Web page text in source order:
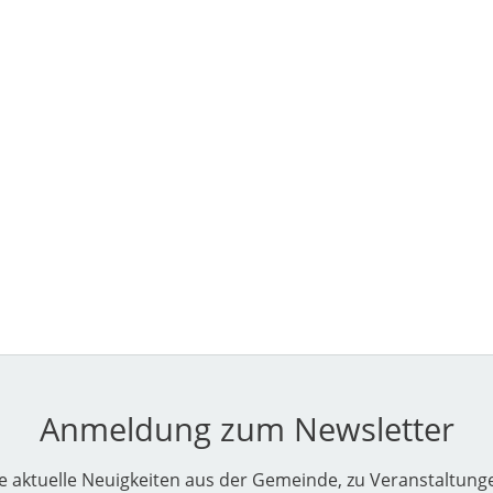
Anmeldung zum Newsletter
aktuelle Neuigkeiten aus der Gemeinde, zu